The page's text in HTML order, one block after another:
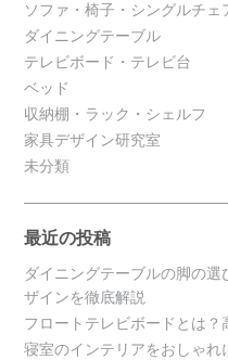
ソファ・椅子・シングルチェ
ダイニングテーブル
テレビボード・テレビ台
ベッド
収納棚・ラック・シェルフ
家具デザイン研究室
未分類
最近の投稿
ダイニングテーブルの脚の
ザインを徹底解説
フロートテレビボードとは
寝室のインテリアをおしゃ